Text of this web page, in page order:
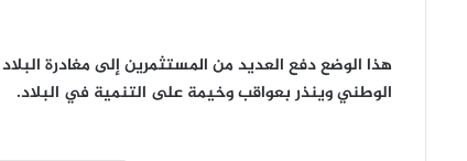
هذا الوضع دفع العديد من المستثمرين إلى مغادرة
الوطني وينذر بعواقب وخيمة على التنمية في البلاد.